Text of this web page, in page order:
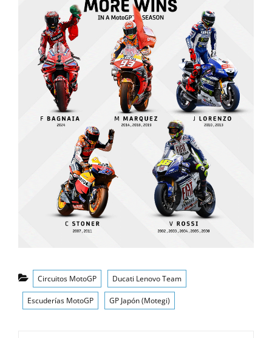
Categorías
Circuitos MotoGP Ducati Lenovo Team
Escuderías MotoGP GP Japón (Motegi)